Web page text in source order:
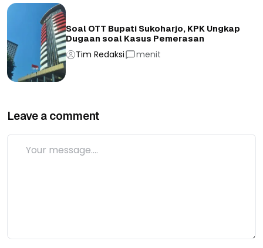
Soal OTT Bupati Sukoharjo, KPK Ungkap
Dugaan soal Kasus Pemerasan
Tim Redaksi menit
Leave a comment